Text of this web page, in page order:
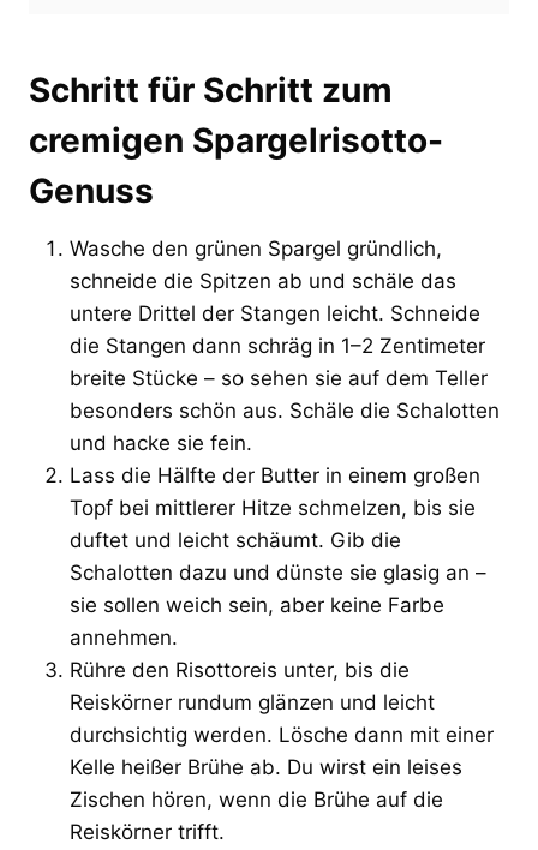
Schritt für Schritt zum
cremigen Spargelrisotto-
Genuss
Wasche den grünen Spargel gründlich,
schneide die Spitzen ab und schäle das
untere Drittel der Stangen leicht. Schneide
die Stangen dann schräg in 1–2 Zentimeter
breite Stücke – so sehen sie auf dem Teller
besonders schön aus. Schäle die Schalotten
und hacke sie fein.
Lass die Hälfte der Butter in einem großen
Topf bei mittlerer Hitze schmelzen, bis sie
duftet und leicht schäumt. Gib die
Schalotten dazu und dünste sie glasig an –
sie sollen weich sein, aber keine Farbe
annehmen.
Rühre den Risottoreis unter, bis die
Reiskörner rundum glänzen und leicht
durchsichtig werden. Lösche dann mit einer
Kelle heißer Brühe ab. Du wirst ein leises
Zischen hören, wenn die Brühe auf die
Reiskörner trifft.